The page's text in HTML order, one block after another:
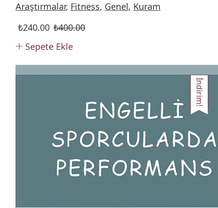
Araştırmalar, Fitness, Genel, Kuram
₺400.00
₺240.00
Sepete Ekle
İndirim!